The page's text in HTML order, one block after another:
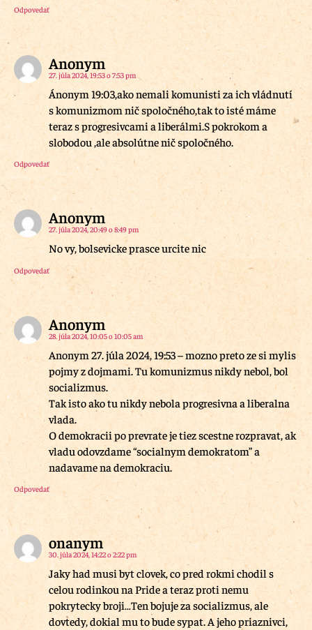
Odpovedať
Anonym
27. júla 2024, 19:53 o 7:53 pm
Ánonym 19:03,ako nemali komunisti za ich vládnutí
s komunizmom nič spoločného,tak to isté máme
teraz s progresivcami a liberálmi.S pokrokom a
slobodou ,ale absolútne nič spoločného.
Odpovedať
Anonym
27. júla 2024, 20:49 o 8:49 pm
No vy, bolsevicke prasce urcite nic
Odpovedať
Anonym
28. júla 2024, 10:05 o 10:05 am
Anonym 27. júla 2024, 19:53 – mozno preto ze si mylis
pojmy z dojmami. Tu komunizmus nikdy nebol, bol
socializmus.
Tak isto ako tu nikdy nebola progresivna a liberalna
vlada.
O demokracii po prevrate je tiez scestne rozpravat, ak
vladu odovzdame “socialnym demokratom” a
nadavame na demokraciu.
Odpovedať
onanym
30. júla 2024, 14:22 o 2:22 pm
Jaky had musi byt clovek, co pred rokmi chodil s
celou rodinkou na Pride a teraz proti nemu
pokrytecky broji…Ten bojuje za socializmus, ale
dovtedy, dokial mu to bude sypat. A jeho priaznivci,